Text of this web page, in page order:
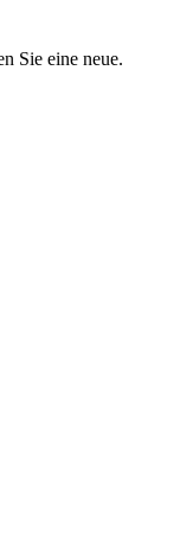
Sie eine neue.